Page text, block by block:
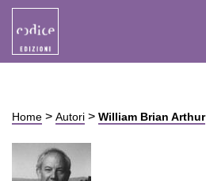
Home > Autori > William Brian Arthur